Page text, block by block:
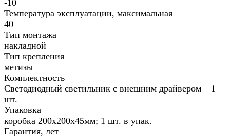
-10
Температура эксплуатации, максимальная
40
Тип монтажа
накладной
Тип крепления
метизы
Комплектность
Светодиодный светильник с внешним драйвером – 1
шт.
Упаковка
коробка 200х200х45мм; 1 шт. в упак.
Гарантия, лет